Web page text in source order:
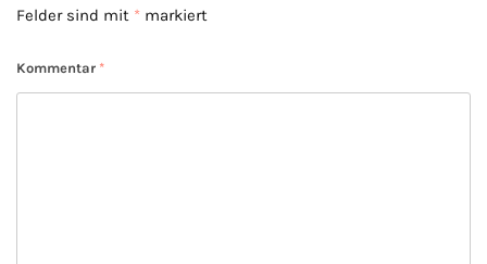
Felder sind mit * markiert
Kommentar *